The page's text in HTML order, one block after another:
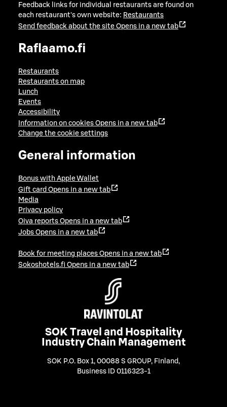
Feedback links for individual restaurants are found on
each restaurant's own website: Restaurants
Send feedback about the site Opens in a new tab
Raflaamo.fi
Restaurants
Restaurants on map
Lunch
Events
Accessibility
Information on cookies Opens in a new tab
Change the cookie settings
General information
Bonus with Apple Wallet
Gift card Opens in a new tab
Media
Privacy policy
Oiva reports Opens in a new tab
Jobs Opens in a new tab
Book for meeting places Opens in a new tab
Sokoshotels.fi Opens in a new tab
SOK Travel and Hospitality
Industry Chain Management
SOK P.O. Box 1, 00088 S GROUP, Finland ,
Business ID 0116323-1